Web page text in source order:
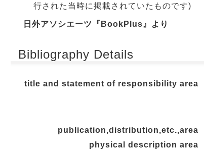
行された当時に掲載されていたものです)
日外アソシエーツ『BookPlus』より
Bibliography Details
title and statement of responsibility area
publication,distribution,etc.,area
physical description area